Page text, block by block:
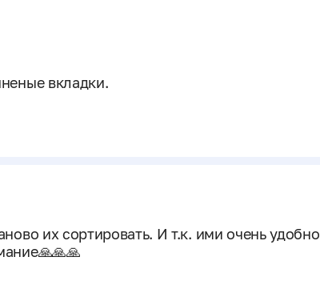
вкладки.
их сортировать. И т.к. ими очень удобно